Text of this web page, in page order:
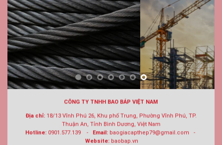
CÔNG TY TNHH BAO BÁP VIỆT NAM
Địa chỉ:18/13 Vĩnh Phú 26, Khu phố Trung, Phường Vĩnh Phú, TP.
Thuận An, Tỉnh Bình Dương, Việt Nam
Hotline: 0901.577.139 - Email: baogiacapthep79@gmail.com -
Website: baobap.vn